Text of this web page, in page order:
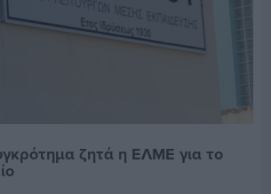
ζητά η ΕΛΜΕ για το